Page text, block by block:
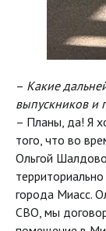
– Какие
выпускников и
– Планы, да! Я
того, что во
Ольгой
города Миасс.
СВО, мы